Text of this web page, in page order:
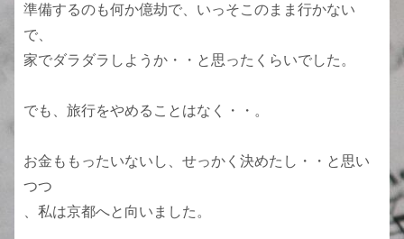
準備するのも何か億劫で、いっそこのまま行かない
で、
家でダラダラしようか・・と思ったくらいでした。
でも、旅行をやめることはなく・・。
お金ももったいないし、せっかく決めたし・・と思い
つつ
、私は京都へと向いました。